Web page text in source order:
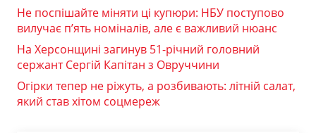
Не поспішайте міняти ці купюри: НБУ поступово
вилучає п’ять номіналів, але є важливий нюанс
На Херсонщині загинув 51-річний головний
сержант Сергій Капітан з Овруччини
Огірки тепер не ріжуть, а розбивають: літній салат,
який став хітом соцмереж